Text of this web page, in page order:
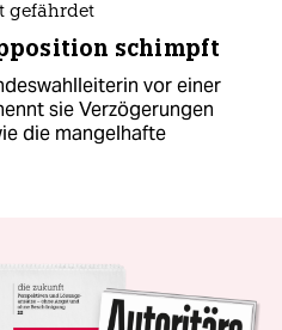
gefährdet
schimpft
vor einer
sie Verzögerungen
die mangelhafte